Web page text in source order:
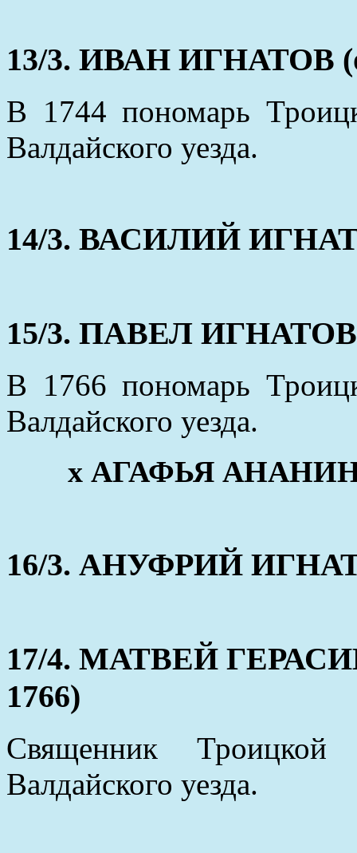
13/3. ИВАН ИГНАТОВ
В 1744 пономарь
Валдайского уезда.
14/3. ВАСИЛИЙ
15/3. ПАВЕЛ ИГНАТОВ
В 1766 пономарь
Валдайского уезда.
х АГАФЬЯ АНАНИНА
16/3. АНУФРИЙ
17/4. МАТВЕЙ
1766)
Священник
Валдайского уезда.